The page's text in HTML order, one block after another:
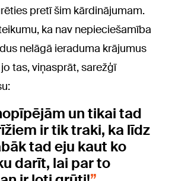
pretī šim kārdinājumam.
ka nav nepieciešamība
nelāgā ieraduma krājumus
tas, viņasprāt, sarežģī
un tikai tad
ir tik traki, ka līdz
tad eju kaut ko
darīt, lai par to